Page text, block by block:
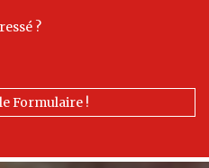
?
Formulaire !